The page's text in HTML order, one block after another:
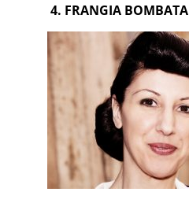
4. FRANGIA BOMBATA